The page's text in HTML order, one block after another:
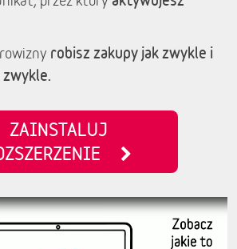
robisz zakupy jak zwykle i
zwykle.
ZAINSTALUJ